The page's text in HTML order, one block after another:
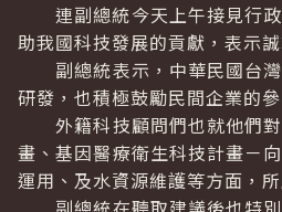
連副總統今天上午接見行政
助我國科技發展的貢獻，表示誠
副總統表示，中華民國台灣
研發，也積極鼓勵民間企業的
外籍科技顧問們也就他們對
畫、基因醫療衛生科技計畫－
運用、及水資源維護等方面，